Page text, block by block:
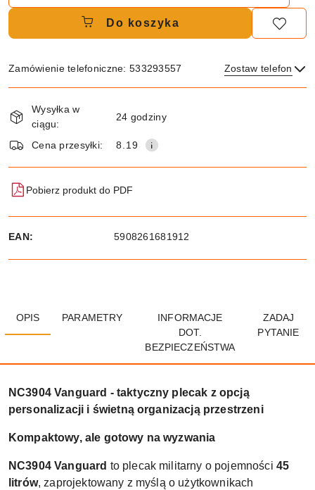
Do koszyka
Zamówienie telefoniczne: 533293557 Zostaw telefon
i
dostawa
Wysyłka w
ciągu:
24 godziny
Cena przesyłki: 8.19
Pobierz produkt do PDF
EAN: 5908261681912
OPIS PARAMETRY
INFORMACJE
DOT.
BEZPIECZEŃSTWA
ZADAJ
PYTANIE
NC3904 Vanguard - taktyczny plecak z opcją
personalizacji i świetną organizacją przestrzeni
Kompaktowy, ale gotowy na wyzwania
NC3904 Vanguard to plecak militarny o pojemności 45
litrów, zaprojektowany z myślą o użytkownikach